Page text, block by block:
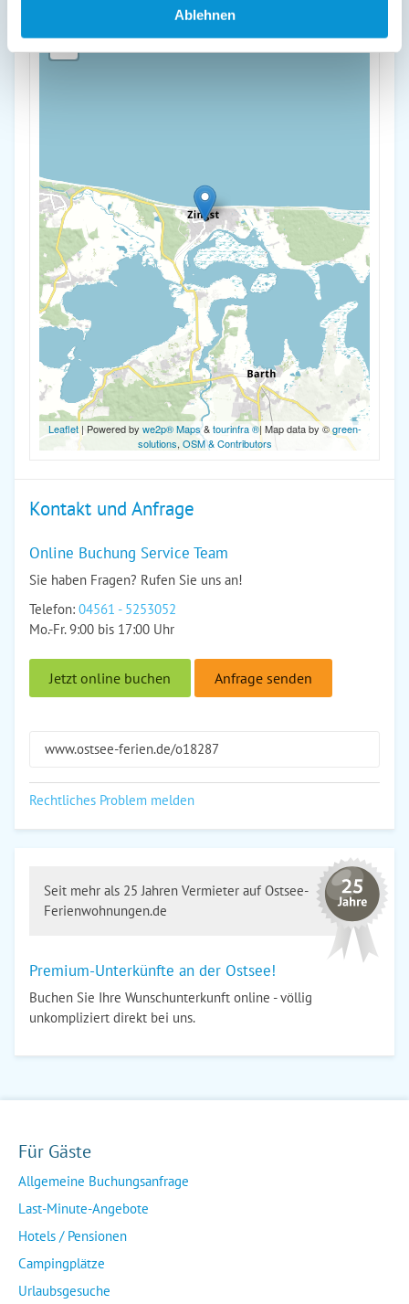
Ablehnen
-
Leaflet| Powered by we2p® Maps&tourinfra ®| Map data by ©green-
solutions, OSM & Contributors
Kontakt und Anfrage
Online Buchung Service Team
Sie haben Fragen? Rufen Sie uns an!
Telefon: 04561 - 5253052
Mo.-Fr. 9:00 bis 17:00 Uhr
Jetzt online buchen Anfrage senden
www.ostsee-ferien.de/o18287
Rechtliches Problem melden
Seit mehr als 25 Jahren Vermieter auf Ostsee-
Ferienwohnungen.de
Premium-Unterkünfte an der Ostsee!
Buchen Sie Ihre Wunschunterkunft online - völlig
unkompliziert direkt bei uns.
Für Gäste
Allgemeine Buchungsanfrage
Last-Minute-Angebote
Hotels / Pensionen
Campingplätze
Urlaubsgesuche